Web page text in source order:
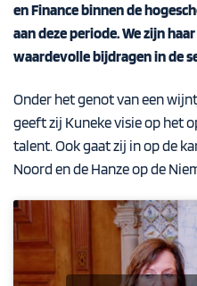
en Finance binnen de
aan deze periode. We zijn
waardevolle bijdragen in de
Onder het genot van een
geeft zij Kuneke visie op het
talent. Ook gaat zij in op de
Noord en de Hanze op de